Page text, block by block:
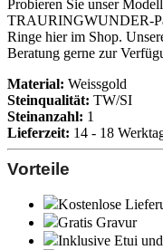
Probieren Sie unser
TRAURINGWUNDER-
Ringe hier im Shop.
Beratung gerne zur
Material: Weissgold
Steinqualität: TW/SI
Steinanzahl: 1
Lieferzeit: 14 - 18
Vorteile
Kostenlose
Gratis Gravur
Inklusive Etui und